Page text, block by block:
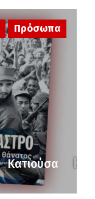
Πρόσωπα
Κατιούσα